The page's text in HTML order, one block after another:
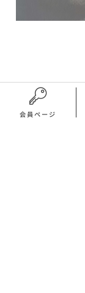
会員ページ